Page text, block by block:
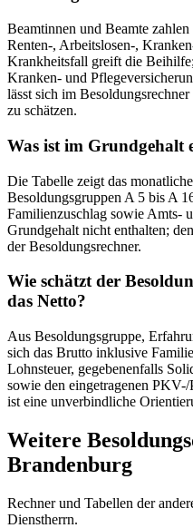
Beamtinnen und Beamte
Renten-, Arbeitslosen-,
Krankheitsfall greift die
Kranken- und
lässt sich im
zu schätzen.
Was ist im Grundgehalt
Die Tabelle zeigt das
Besoldungsgruppen A 5 bis A
Familienzuschlag sowie Amts-
Grundgehalt nicht enthalten;
der Besoldungsrechner.
Wie schätzt der
das Netto?
Aus Besoldungsgruppe,
sich das Brutto inklusive
Lohnsteuer, gegebenenfalls
sowie den eingetragenen
ist eine unverbindliche
Weitere
Brandenburg
Rechner und Tabellen der
Dienstherrn.